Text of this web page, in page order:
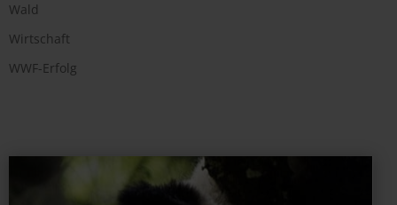
Wald
Wirtschaft
WWF-Erfolg